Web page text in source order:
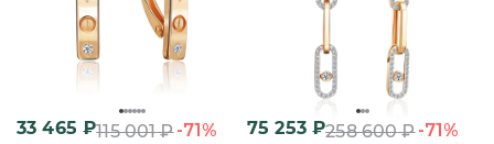
33 465 ₽115 001₽-71% 75 253₽258 600₽-71%